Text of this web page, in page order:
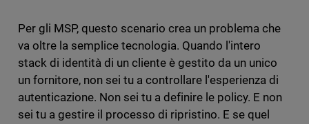
Per gli MSP, questo scenario crea un problema che
va oltre la semplice tecnologia. Quando l'intero
stack di identità di un cliente è gestito da un unico
un fornitore, non sei tu a controllare l'esperienza di
autenticazione. Non sei tu a definire le policy. E non
sei tu a gestire il processo di ripristino. E se quel